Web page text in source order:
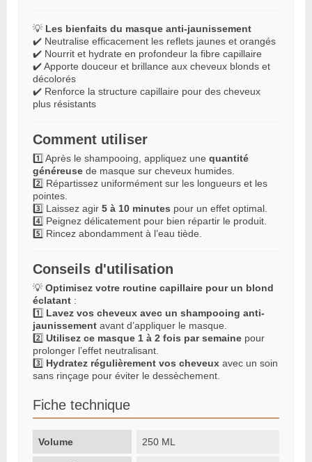
💡 Les bienfaits du masque anti-jaunissement
✔️ Neutralise efficacement les reflets jaunes et orangés
✔️ Nourrit et hydrate en profondeur la fibre capillaire
✔️ Apporte douceur et brillance aux cheveux blonds et
décolorés
✔️ Renforce la structure capillaire pour des cheveux
plus résistants
Comment utiliser
1️⃣ Après le shampooing, appliquez une quantité
généreuse de masque sur cheveux humides.
2️⃣ Répartissez uniformément sur les longueurs et les
pointes.
3️⃣ Laissez agir 5 à 10 minutes pour un effet optimal.
4️⃣ Peignez délicatement pour bien répartir le produit.
5️⃣ Rincez abondamment à l’eau tiède.
Conseils d'utilisation
💡 Optimisez votre routine capillaire pour un blond
éclatant :
1️⃣ Lavez vos cheveux avec un shampooing anti-
jaunissement avant d’appliquer le masque.
2️⃣ Utilisez ce masque 1 à 2 fois par semaine pour
prolonger l’effet neutralisant.
3️⃣ Hydratez régulièrement vos cheveux avec un soin
sans rinçage pour éviter le dessèchement.
Fiche technique
Volume 250 ML